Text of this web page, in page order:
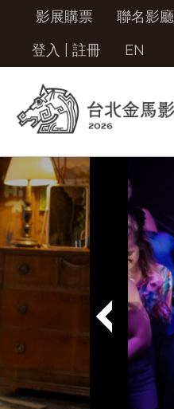
影展購票 聯名影廳
登入
註冊 EN